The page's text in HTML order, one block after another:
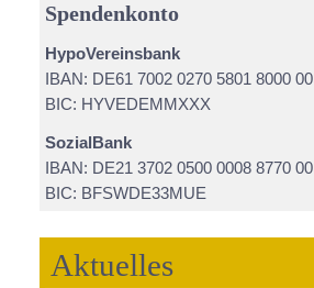
Spendenkonto
HypoVereinsbank
IBAN: DE61 7002 0270 5801 8000 00
BIC: HYVEDEMMXXX
SozialBank
IBAN: DE21 3702 0500 0008 8770 00
BIC: BFSWDE33MUE
Aktuelles